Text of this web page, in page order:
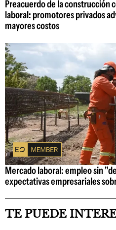
Preacuerdo de la construcción
laboral: promotores privados
mayores costos
Mercado laboral: empleo sin
expectativas empresariales
TE PUEDE